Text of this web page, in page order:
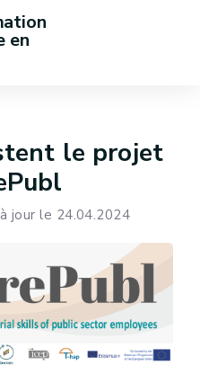
en
le projet
jour le 24.04.2024